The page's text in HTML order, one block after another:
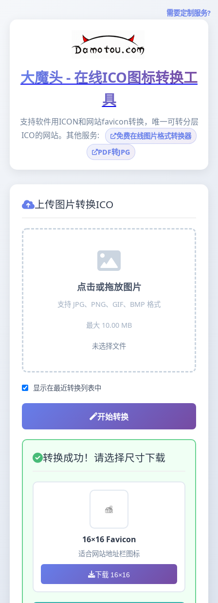
需要定制服务?
大魔头 - 在线ICO图标转换工
具
支持软件用ICON和网站favicon转换，唯一可转分层
ICO的网站。其他服务:
免费在线图片格式转换器
PDF转JPG
上传图片转换ICO
点击或拖放图片
支持 JPG、PNG、GIF、BMP 格式
最大 10.00 MB
未选择文件
显示在最近转换列表中
开始转换
转换成功！请选择尺寸下载
16×16 Favicon
适合网站地址栏图标
下载 16×16